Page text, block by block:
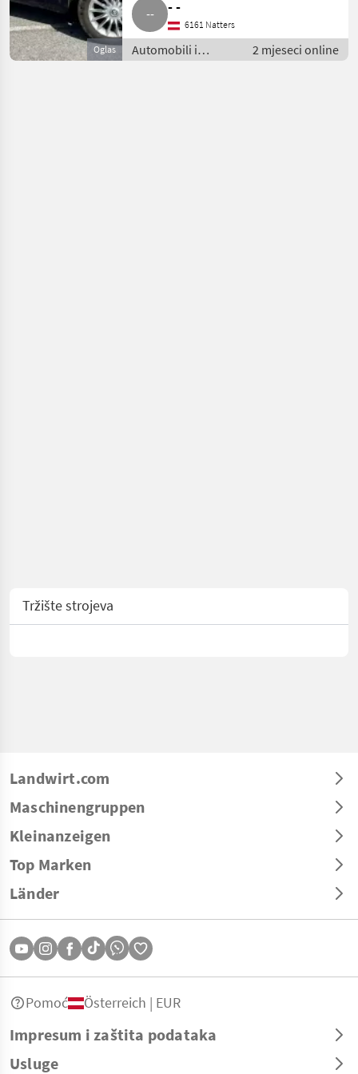
Oglas
- -
6161 Natters
Automobili i
motocikli /
2 mjeseci online
Tržište strojeva
Landwirt.com
Maschinengruppen
Kleinanzeigen
Top Marken
Länder
Impresum i zaštita podataka
Usluge
Pomoć Österreich | EUR